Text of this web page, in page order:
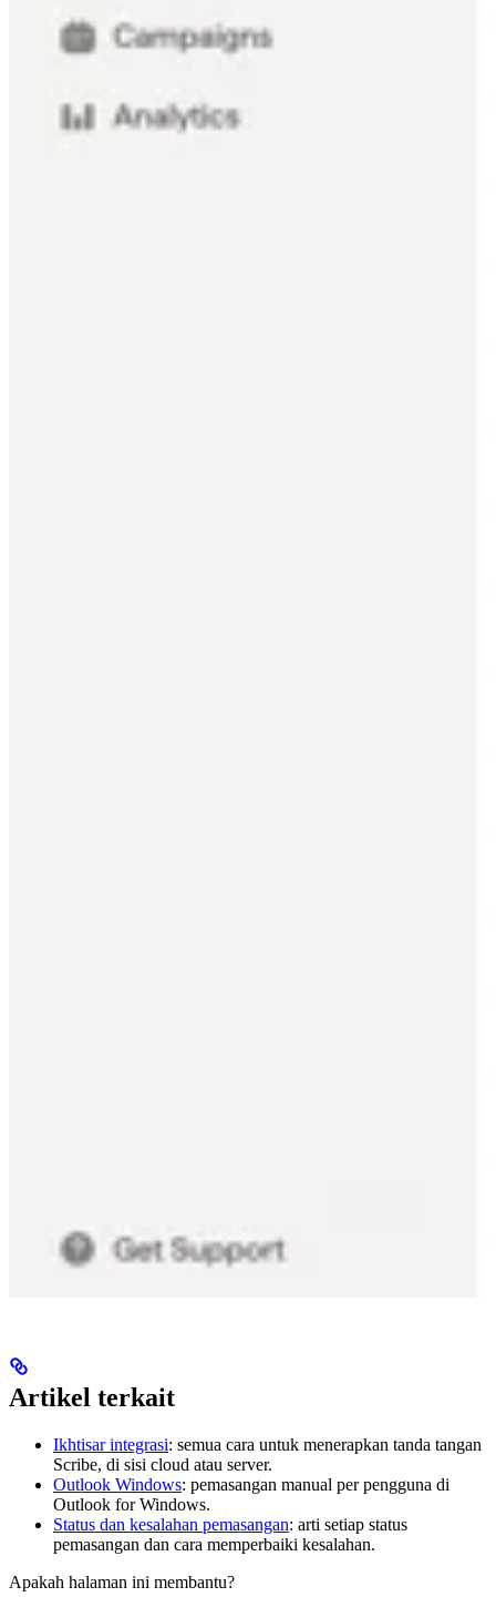
Artikel terkait
Ikhtisar integrasi: semua cara untuk menerapkan tanda tangan
Scribe, di sisi cloud atau server.
Outlook Windows: pemasangan manual per pengguna di
Outlook for Windows.
Status dan kesalahan pemasangan: arti setiap status
pemasangan dan cara memperbaiki kesalahan.
Apakah halaman ini membantu?